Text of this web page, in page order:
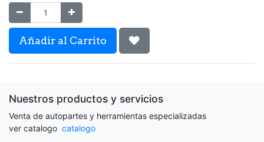
Añadir al Carrito
Nuestros productos y servicios
Venta de autopartes y herramientas especializadas
ver catalogo catalogo